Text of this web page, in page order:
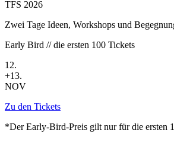
TFS 2026
Zwei Tage Ideen, Workshops und
Early Bird // die ersten 100 Tickets
12.
+13.
NOV
Zu den Tickets
*Der Early-Bird-Preis gilt nur für die ersten